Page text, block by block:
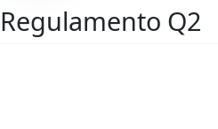
Regulamento Q2